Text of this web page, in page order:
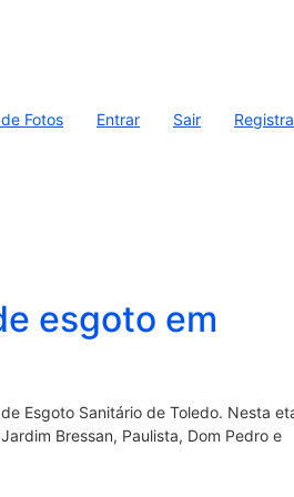
Fotos Entrar Sair
esgoto em
Esgoto Sanitário de Toledo. Nesta
Bressan, Paulista, Dom Pedro e